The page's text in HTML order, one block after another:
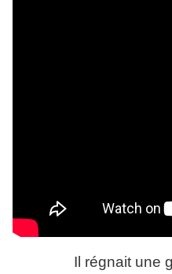
Il régnait une